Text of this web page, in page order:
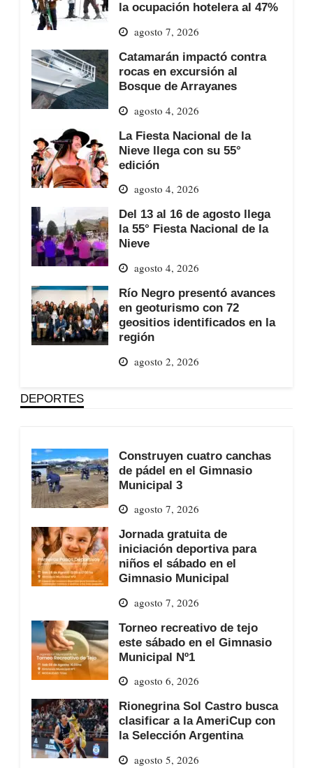
la ocupación hotelera al 47%
agosto 7, 2026
Catamarán impactó contra
rocas en excursión al
Bosque de Arrayanes
agosto 4, 2026
La Fiesta Nacional de la
Nieve llega con su 55°
edición
agosto 4, 2026
Del 13 al 16 de agosto llega
la 55° Fiesta Nacional de la
Nieve
agosto 4, 2026
Río Negro presentó avances
en geoturismo con 72
geositios identificados en la
región
agosto 2, 2026
DEPORTES
Construyen cuatro canchas
de pádel en el Gimnasio
Municipal 3
agosto 7, 2026
Jornada gratuita de
iniciación deportiva para
niños el sábado en el
Gimnasio Municipal
agosto 7, 2026
Torneo recreativo de tejo
este sábado en el Gimnasio
Municipal Nº1
agosto 6, 2026
Rionegrina Sol Castro busca
clasificar a la AmeriCup con
la Selección Argentina
agosto 5, 2026